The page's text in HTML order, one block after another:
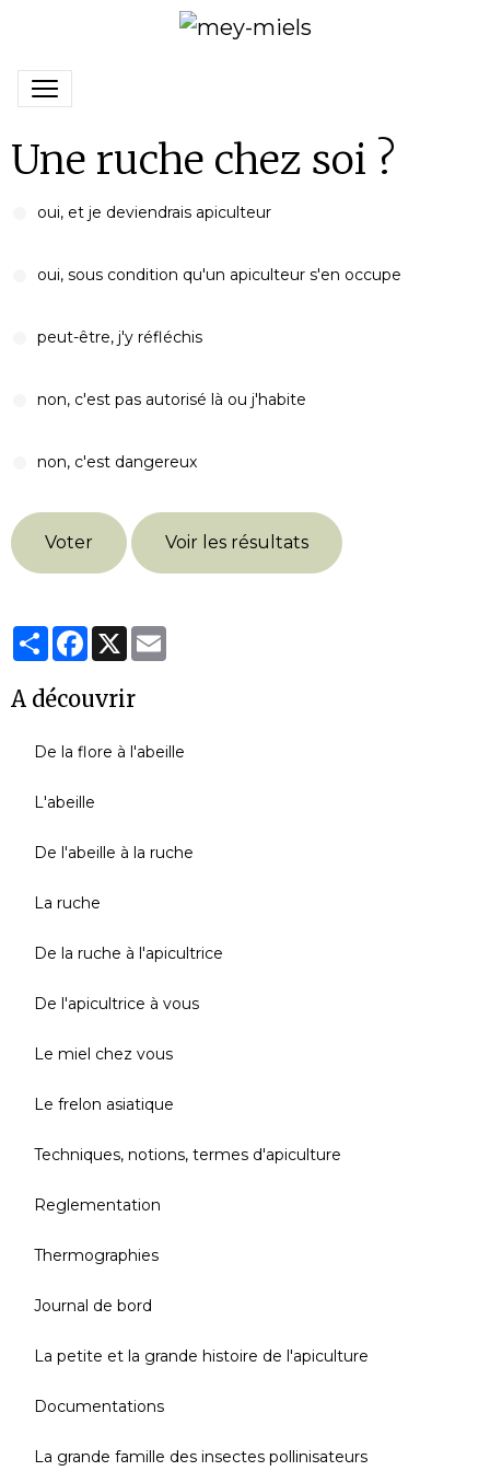
Une ruche chez soi ?
oui, et je deviendrais apiculteur
oui, sous condition qu'un apiculteur s'en occupe
peut-être, j'y réfléchis
non, c'est pas autorisé là ou j'habite
non, c'est dangereux
Voter Voir les résultats
PartagerFacebook
X
A découvrir
De la flore à l'abeille
L'abeille
De l'abeille à la ruche
La ruche
De la ruche à l'apicultrice
De l'apicultrice à vous
Le miel chez vous
Le frelon asiatique
Techniques, notions, termes d'apiculture
Reglementation
Thermographies
Journal de bord
La petite et la grande histoire de l'apiculture
Documentations
La grande famille des insectes pollinisateurs